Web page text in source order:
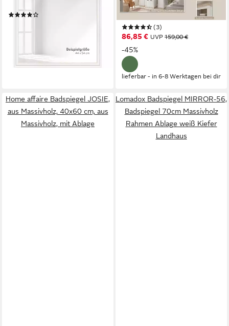
lieferbar - in 3-4 Werktagen bei dir
mit Ablagefläche, Breite 80
(3)
86,85 € UVP 159,00 €
-45%
lieferbar - in 6-8 Werktagen bei dir
Home affaire Badspiegel JOSIE,
aus Massivholz, 40x60 cm, aus
Massivholz, mit Ablage
Lomadox Badspiegel MIRROR-56,
Badspiegel 70cm Massivholz
Rahmen Ablage weiß Kiefer
Landhaus